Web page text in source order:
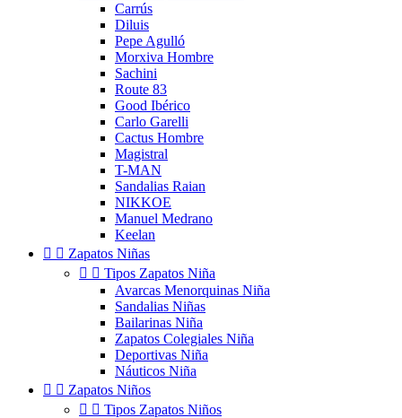
Carrús
Diluis
Pepe Agulló
Morxiva Hombre
Sachini
Route 83
Good Ibérico
Carlo Garelli
Cactus Hombre
Magistral
T-MAN
Sandalias Raian
NIKKOE
Manuel Medrano
Keelan
  Zapatos Niñas
  Tipos Zapatos Niña
Avarcas Menorquinas Niña
Sandalias Niñas
Bailarinas Niña
Zapatos Colegiales Niña
Deportivas Niña
Náuticos Niña
  Zapatos Niños
  Tipos Zapatos Niños